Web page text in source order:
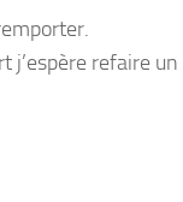
refaire